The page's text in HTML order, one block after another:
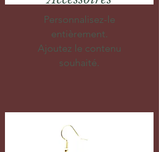
Personnalisez-le
entièrement.
Ajoutez le contenu
souhaité.